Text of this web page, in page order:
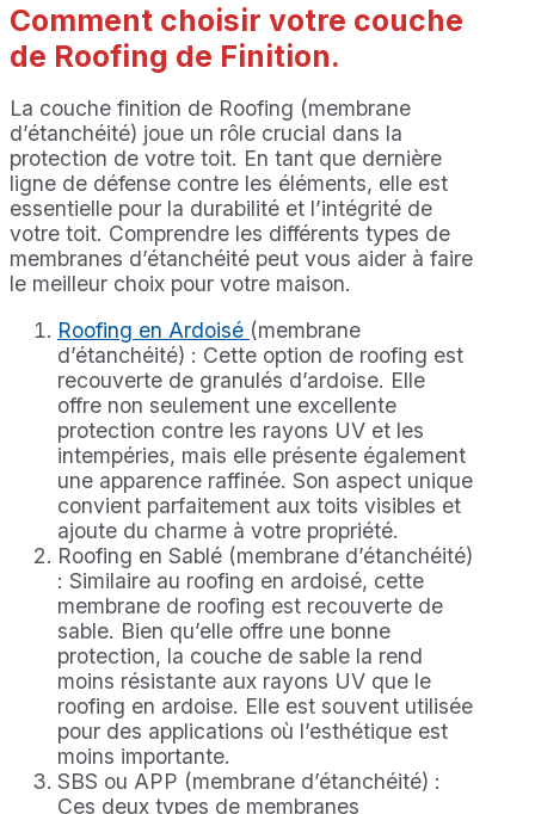
Comment choisir votre couche
de Roofing de Finition.
La couche finition de Roofing (membrane
d’étanchéité) joue un rôle crucial dans la
protection de votre toit. En tant que dernière
ligne de défense contre les éléments, elle est
essentielle pour la durabilité et l’intégrité de
votre toit. Comprendre les différents types de
membranes d’étanchéité peut vous aider à faire
le meilleur choix pour votre maison.
Roofing en Ardoisé (membrane
d’étanchéité) : Cette option de roofing est
recouverte de granulés d’ardoise. Elle
offre non seulement une excellente
protection contre les rayons UV et les
intempéries, mais elle présente également
une apparence raffinée. Son aspect unique
convient parfaitement aux toits visibles et
ajoute du charme à votre propriété.
Roofing en Sablé (membrane d’étanchéité)
: Similaire au roofing en ardoisé, cette
membrane de roofing est recouverte de
sable. Bien qu’elle offre une bonne
protection, la couche de sable la rend
moins résistante aux rayons UV que le
roofing en ardoise. Elle est souvent utilisée
pour des applications où l’esthétique est
moins importante.
SBS ou APP (membrane d’étanchéité) :
Ces deux types de membranes